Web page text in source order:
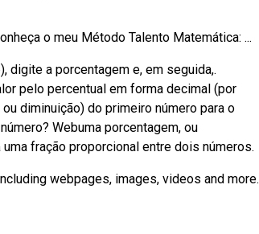
o meu Método Talento Matemática: ...
digite a porcentagem e, em seguida,.
pelo percentual em forma decimal (por
diminuição) do primeiro número para o
Webuma porcentagem, ou
fração proporcional entre dois números.
webpages, images, videos and more.